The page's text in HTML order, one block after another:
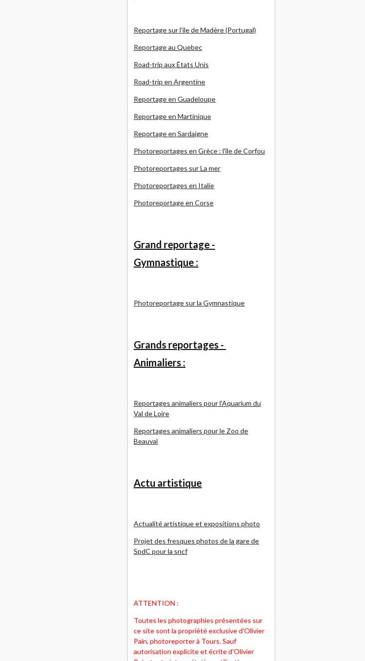
Reportage sur l'ile de Madère (Portugal)
Reportage au Quebec
Road-trip aux États Unis
Road-trip en Argentine
Reportage en Guadeloupe
Reportage en Martinique
Reportage en Sardaigne
Photoreportages en Grèce : l'île de Corfou
Photoreportages sur La mer
Photoreportages en Italie
Photoreportage en Corse
Grand reportage -
Gymnastique :
Photoreportage sur la Gymnastique
Grands reportages -
Animaliers :
Reportages animaliers pour l'Aquarium du
Val de Loire
Reportages animaliers pour le Zoo de
Beauval
Actu artistique
Actualité artistique et expositions photo
Projet des fresques photos de la gare de
SpdC pour la sncf
ATTENTION :
Toutes les photographies présentées sur
ce site sont la propriété exclusive d'Olivier
Pain, photoreporter à Tours. Sauf
autorisation explicite et écrite d'Olivier